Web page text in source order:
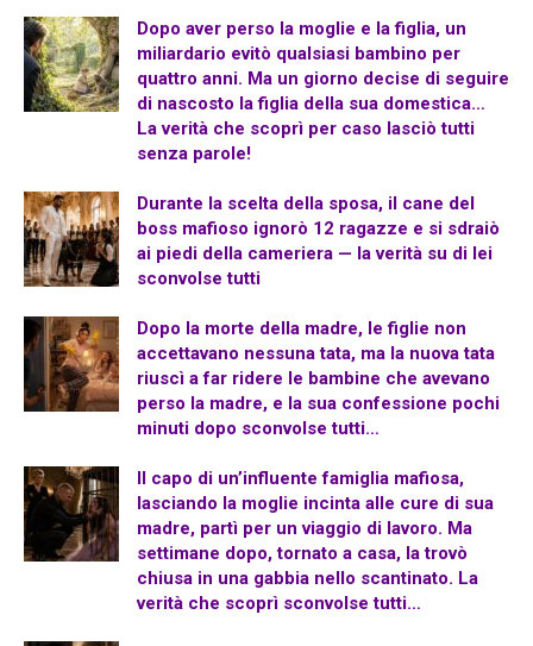
Dopo aver perso la moglie e la figlia, un
miliardario evitò qualsiasi bambino per
quattro anni. Ma un giorno decise di seguire
di nascosto la figlia della sua domestica…
La verità che scoprì per caso lasciò tutti
senza parole!
Durante la scelta della sposa, il cane del
boss mafioso ignorò 12 ragazze e si sdraiò
ai piedi della cameriera — la verità su di lei
sconvolse tutti
Dopo la morte della madre, le figlie non
accettavano nessuna tata, ma la nuova tata
riuscì a far ridere le bambine che avevano
perso la madre, e la sua confessione pochi
minuti dopo sconvolse tutti…
Il capo di un’influente famiglia mafiosa,
lasciando la moglie incinta alle cure di sua
madre, partì per un viaggio di lavoro. Ma
settimane dopo, tornato a casa, la trovò
chiusa in una gabbia nello scantinato. La
verità che scoprì sconvolse tutti…